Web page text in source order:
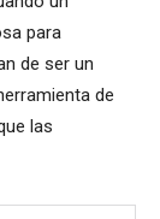
para
de ser un
de
las